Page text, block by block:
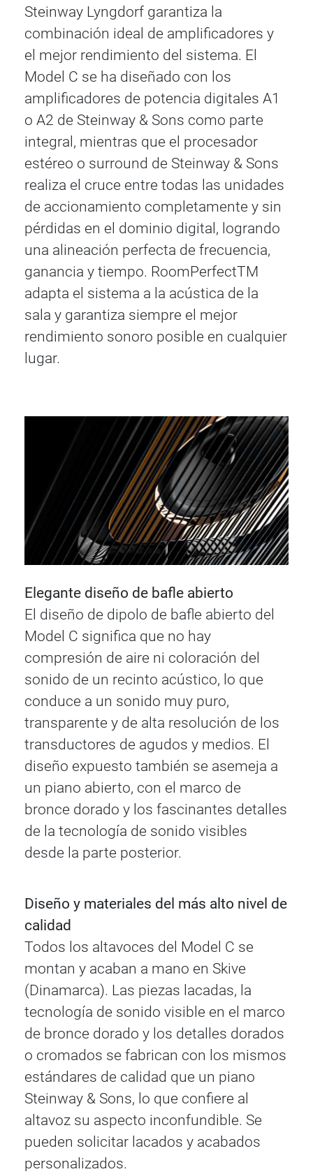
Steinway Lyngdorf garantiza la
combinación ideal de amplificadores y
el mejor rendimiento del sistema. El
Model C se ha diseñado con los
amplificadores de potencia digitales A1
o A2 de Steinway & Sons como parte
integral, mientras que el procesador
estéreo o surround de Steinway & Sons
realiza el cruce entre todas las unidades
de accionamiento completamente y sin
pérdidas en el dominio digital, logrando
una alineación perfecta de frecuencia,
ganancia y tiempo. RoomPerfectTM
adapta el sistema a la acústica de la
sala y garantiza siempre el mejor
rendimiento sonoro posible en cualquier
lugar.
Elegante diseño de bafle abierto
El diseño de dipolo de bafle abierto del
Model C significa que no hay
compresión de aire ni coloración del
sonido de un recinto acústico, lo que
conduce a un sonido muy puro,
transparente y de alta resolución de los
transductores de agudos y medios. El
diseño expuesto también se asemeja a
un piano abierto, con el marco de
bronce dorado y los fascinantes detalles
de la tecnología de sonido visibles
desde la parte posterior.
Diseño y materiales del más alto nivel de
calidad
Todos los altavoces del Model C se
montan y acaban a mano en Skive
(Dinamarca). Las piezas lacadas, la
tecnología de sonido visible en el marco
de bronce dorado y los detalles dorados
o cromados se fabrican con los mismos
estándares de calidad que un piano
Steinway & Sons, lo que confiere al
altavoz su aspecto inconfundible. Se
pueden solicitar lacados y acabados
personalizados.